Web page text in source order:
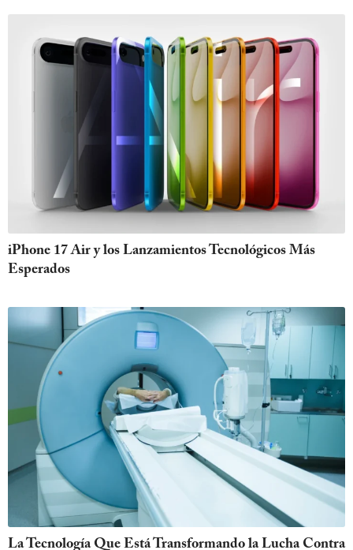
iPhone 17 Air y los Lanzamientos Tecnológicos Más
Esperados
La Tecnología Que Está Transformando la Lucha Contra